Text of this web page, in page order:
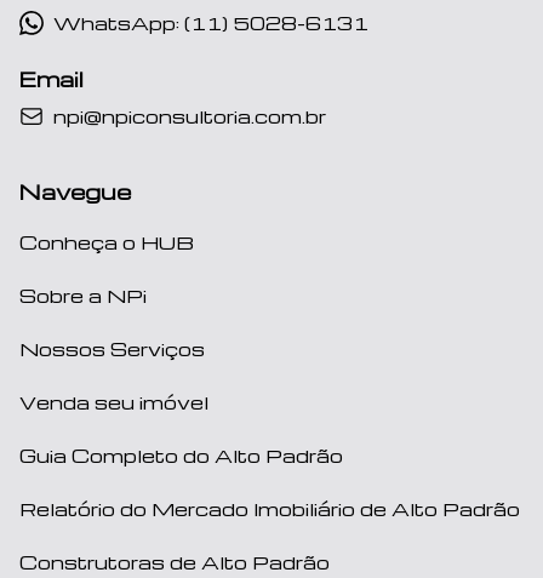
WhatsApp: (11) 5028-6131
Email
npi@npiconsultoria.com.br
Navegue
Conheça o HUB
Sobre a NPi
Nossos Serviços
Venda seu imóvel
Guia Completo do Alto Padrão
Relatório do Mercado Imobiliário de Alto Padrão
Construtoras de Alto Padrão